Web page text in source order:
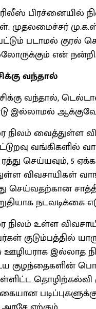
பிரச்னையில்
முதலமைச்சர்
பட்டும் படாமல் குரல்
என்
வந்தால்
வந்தால்,
இல்லாமல்
நிலம் வைத்துள்ள
வங்கிகளில்
செய்யவும், 5
விவசாயிகள்
செய்வதற்கான
நடவடிக்கை
நிலம் உள்ள
குடும்பத்தில்
ஊழியராக இல்லாத
குழந்தைகளின்
தொழிற்கல்வி